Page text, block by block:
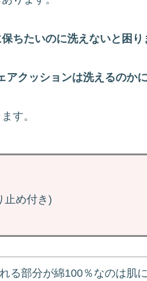
ちたいのに洗えないと困り
クッションは洗えるのか
す。
止め付き)
る部分が綿100％なのは肌